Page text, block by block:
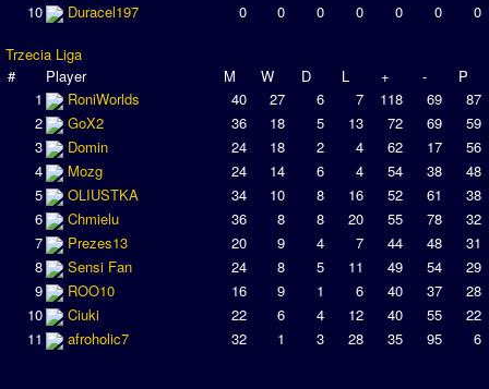
10
Duracel197 0 0 0 0 0 0 0
Trzecia Liga
#
Player M W D L + -
P
1
RoniWorlds 40 27 6 7 118 69
87
2
GoX2 36 18 5 13 72 69
59
3
Domin 24 18 2 4 62 17
56
4
Mozg 24 14 6 4 54 38
48
5
OLIUSTKA 34 10 8 16 52 61
38
6
Chmielu 36 8 8 20 55 78
32
7
Prezes13 20 9 4 7 44 48
31
8
Sensi Fan 24 8 5 11 49 54
29
9
ROO10 16 9 1 6 40 37
28
10
Ciuki 22 6 4 12 40 55
22
11
afroholic7 32 1 3 28 35 95 6